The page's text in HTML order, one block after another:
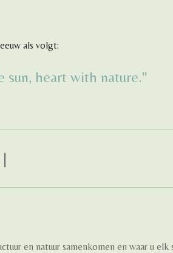
als volgt:
sun, heart with nature."
en natuur samenkomen en waar u elk